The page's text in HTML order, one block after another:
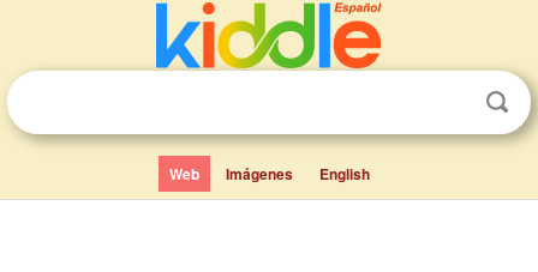
Web Imágenes English